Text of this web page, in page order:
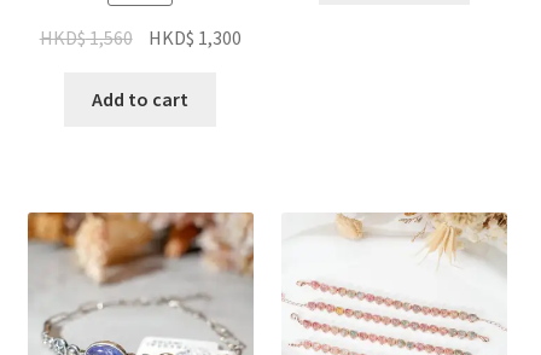
HKD$1,560 HKD$ 1,300
Add to cart